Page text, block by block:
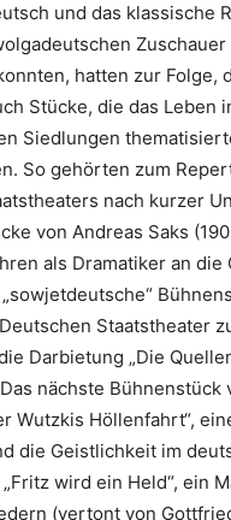
und das klassische
Zuschauer
hatten zur Folge,
Stücke, die das Leben
Siedlungen
So gehörten zum
nach kurzer
von Andreas Saks
als Dramatiker an
Staatstheater
Darbietung „Die
nächste Bühnenstück
Wutzkis Höllenfahrt“,
die Geistlichkeit im
wird ein Held“, ein
(vertont von